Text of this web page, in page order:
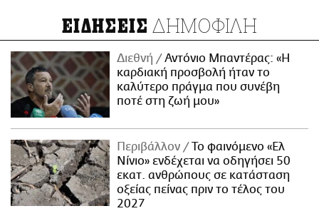
ΕΙΔΗΣΕΙΣ ΔΗΜΟΦΙΛΗ
Διεθνή
Αντόνιο Μπαντέρας: «Η
καρδιακή προσβολή ήταν το
καλύτερο πράγμα που συνέβη
ποτέ στη ζωή μου»
Περιβάλλον
Το φαινόμενο «Ελ
Νίνιο» ενδέχεται να οδηγήσει 50
εκατ. ανθρώπους σε κατάσταση
οξείας πείνας πριν το τέλος του
2027